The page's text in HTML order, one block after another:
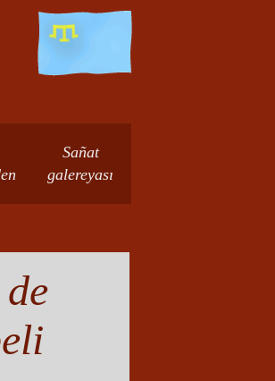
Sañat
galereyası